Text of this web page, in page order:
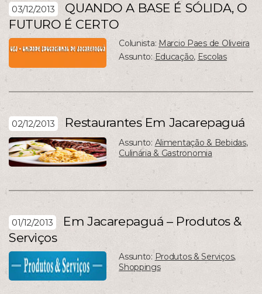
03/12/2013
QUANDO A BASE É SÓLIDA, O
FUTURO É CERTO
Colunista: Marcio Paes de Oliveira
Assunto: Educação, Escolas
02/12/2013 Restaurantes Em Jacarepaguá
Assunto: Alimentação & Bebidas,
Culinária & Gastronomia
01/12/2013
Em Jacarepaguá – Produtos &
Serviços
Assunto: Produtos & Serviços,
Shoppings